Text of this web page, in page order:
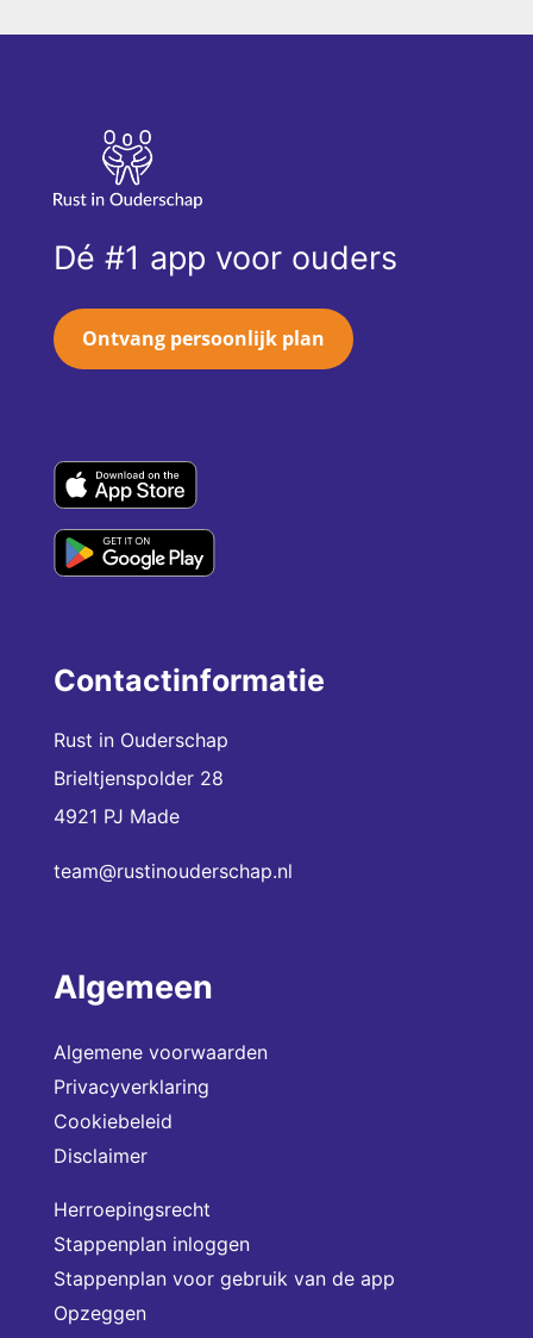
Dé #1 app voor ouders
Ontvang persoonlijk plan
Contactinformatie
Rust in Ouderschap
Brieltjenspolder 28
4921 PJ Made
team@rustinouderschap.nl
Algemeen
Algemene voorwaarden
Privacyverklaring
Cookiebeleid
Disclaimer
Herroepingsrecht
Stappenplan inloggen
Stappenplan voor gebruik van de app
Opzeggen